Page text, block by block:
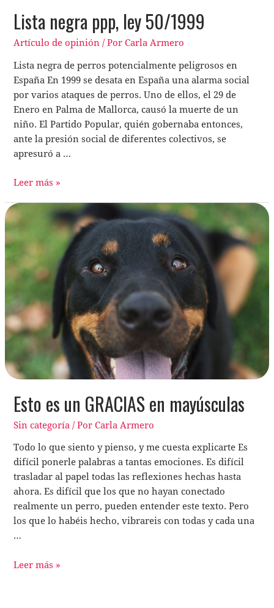
Lista negra ppp, ley 50/1999
Artículo de opinión / PorCarla Armero
Lista negra de perros potencialmente peligrosos en
España En 1999 se desata en España una alarma social
por varios ataques de perros. Uno de ellos, el 29 de
Enero en Palma de Mallorca, causó la muerte de un
niño. El Partido Popular, quién gobernaba entonces,
ante la presión social de diferentes colectivos, se
apresuró a …
Leer más »
Esto es un GRACIAS en mayúsculas
Sin categoría / PorCarla Armero
Todo lo que siento y pienso, y me cuesta explicarte Es
difícil ponerle palabras a tantas emociones. Es difícil
trasladar al papel todas las reflexiones hechas hasta
ahora. Es difícil que los que no hayan conectado
realmente un perro, pueden entender este texto. Pero
los que lo habéis hecho, vibrareis con todas y cada una
…
Leer más »